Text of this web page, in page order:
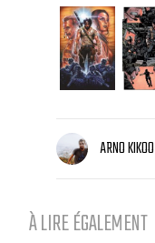
ARNO KIKOO
À LIRE ÉGALEMENT